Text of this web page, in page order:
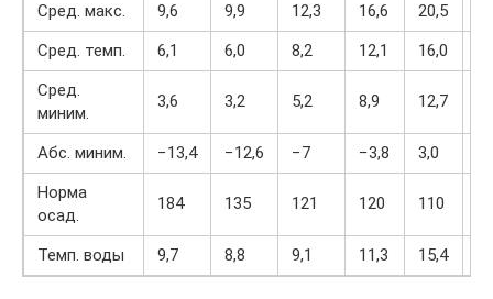
Сред. макс.
9,6 9,9 12,3 16,6 20,5
Сред. темп.
6,1 6,0 8,2 12,1 16,0
Сред.
миним.
3,6 3,2 5,2 8,9 12,7
Абс. миним. −13,4 −12,6 −7 −3,8 3,0
Норма
осад.
184 135 121 120 110
Темп. воды 9,7 8,8 9,1 11,3 15,4